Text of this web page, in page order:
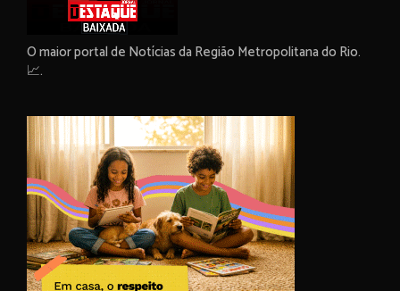
O maior portal de Notícias da Região Metropolitana do Rio.
📈.